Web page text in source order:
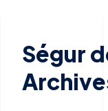
Ségur